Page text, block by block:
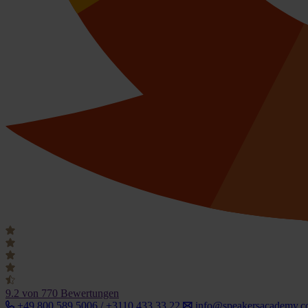
9.2 von 770 Bewertungen
+49 800 589 5006 / +3110 433 33 22